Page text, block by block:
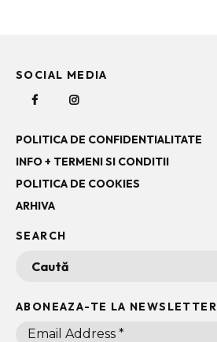
SOCIAL MEDIA
POLITICA DE CONFIDENTIALITATE
INFO + TERMENI SI CONDITII
POLITICA DE COOKIES
ARHIVA
SEARCH
ABONEAZA-TE LA NEWSLETTER